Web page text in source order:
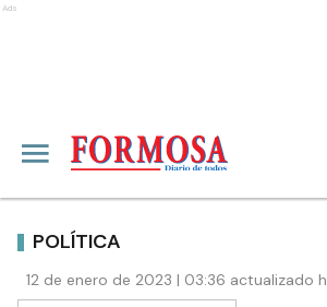
Ads
POLÍTICA
12 de enero de 2023 | 03:36 actualizado